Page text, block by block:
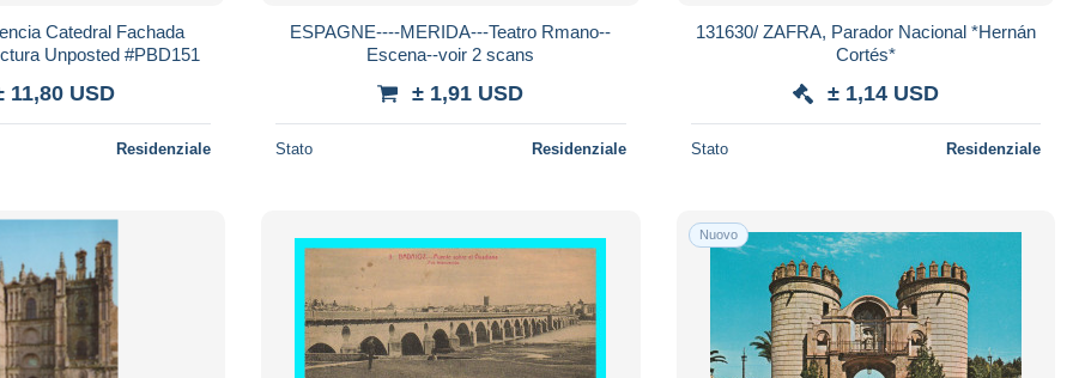
Catedral Fachada
Unposted #PBD151
11,80 USD
Residenziale
ESPAGNE----MERIDA---Teatro Rmano--
Escena--voir 2 scans
± 1,91 USD
Stato Residenziale
131630/ ZAFRA, Parador Nacional *Hernán
Cortés*
± 1,14 USD
Stato Residenziale
Nuovo